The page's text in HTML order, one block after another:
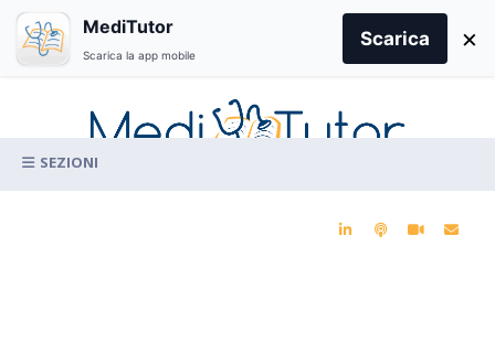
content
for:
MediTutor
Scarica la app mobile
Scarica ×